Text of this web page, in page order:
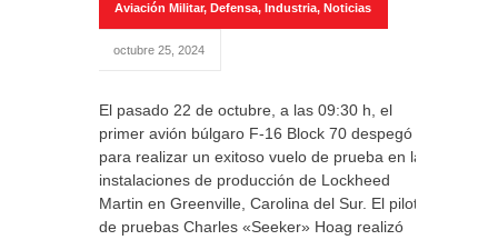
Aviación Militar, Defensa, Industria, Noticias
octubre 25, 2024
El pasado 22 de octubre, a las 09:30 h, el
primer avión búlgaro F-16 Block 70 despegó
para realizar un exitoso vuelo de prueba en las
instalaciones de producción de Lockheed
Martin en Greenville, Carolina del Sur. El piloto
de pruebas Charles «Seeker» Hoag realizó